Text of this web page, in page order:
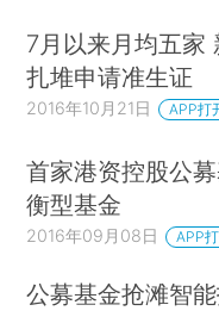
7月以来月均五家
扎堆申请准生证
2016年10月21日 APP打
首家港资控股公
衡型基金
2016年09月08日 APP
公募基金抢滩智